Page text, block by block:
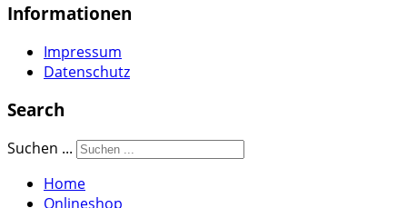
Informationen
Impressum
Datenschutz
Search
Suchen ...
Home
Onlineshop